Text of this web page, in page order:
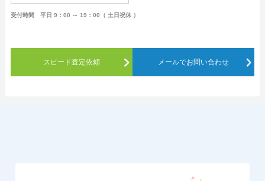
受付時間 平日 9：00 ～ 19：00（ 土日祝休 ）
スピード査定依頼 メールでお問い合わせ